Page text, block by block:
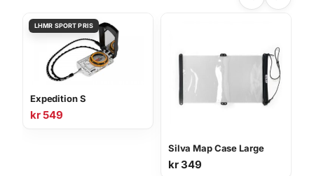
Expedition S
kr549
Silva Map Case Large
kr349